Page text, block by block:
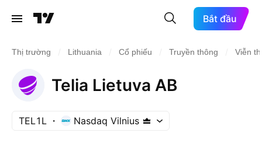
Bắt đầu
Thị trường Lithuania Cổ phiếu Truyền thông Viễn
Telia Lietuva AB
TEL1L Nasdaq Vilnius